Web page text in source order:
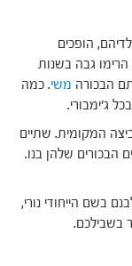
הופכים
גבה בשנות
הבכורה משי. כמה
ג'ימבורי.
המקומית. שתיים
הבכורים שלהן בנו.
בשם הייחודי נורי,
בשבילכם.